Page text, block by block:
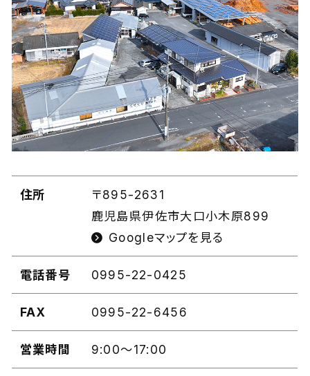
住所
〒895-2631
鹿児島県伊佐市大口小木原899
Googleマップを見る
電話番号 0995-22-0425
FAX 0995-22-6456
営業時間 9:00〜17:00